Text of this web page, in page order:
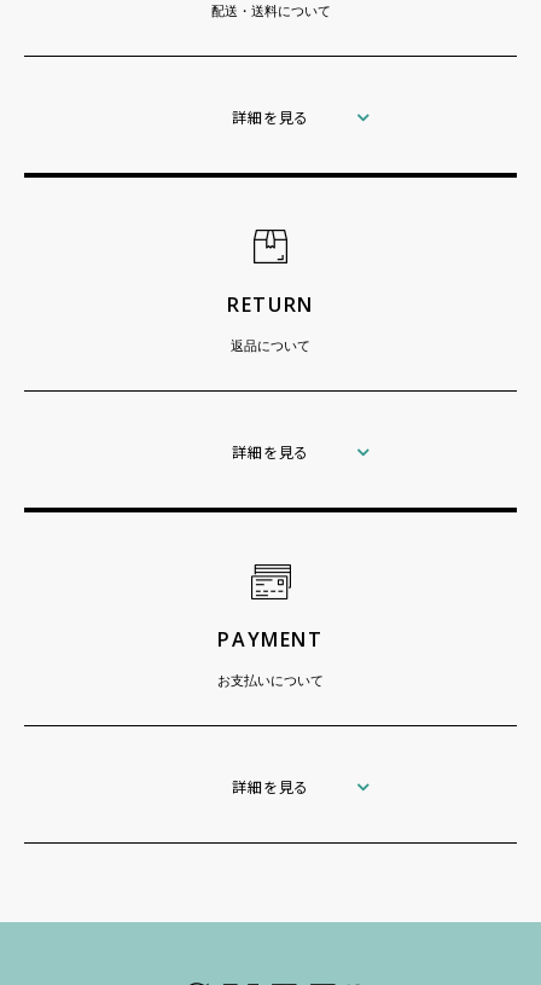
配送・送料について
詳細を見る
RETURN
返品について
詳細を見る
PAYMENT
お支払いについて
詳細を見る